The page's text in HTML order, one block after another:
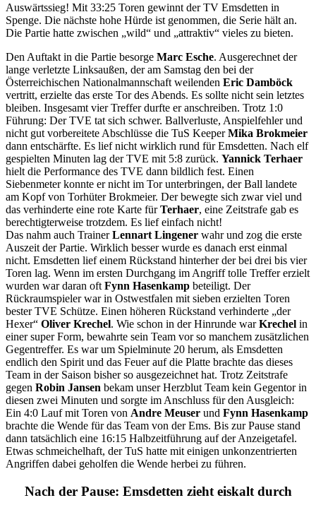
Auswärtssieg! Mit 33:25 Toren gewinnt der TV Emsdetten in
Spenge. Die nächste hohe Hürde ist genommen, die Serie hält an.
Die Partie hatte zwischen „wild“ und „attraktiv“ vieles zu bieten.
Den Auftakt in die Partie besorge Marc Esche. Ausgerechnet der
lange verletzte Linksaußen, der am Samstag den bei der
Österreichischen Nationalmannschaft weilenden Eric Damböck
vertritt, erzielte das erste Tor des Abends. Es sollte nicht sein letztes
bleiben. Insgesamt vier Treffer durfte er anschreiben. Trotz 1:0
Führung: Der TVE tat sich schwer. Ballverluste, Anspielfehler und
nicht gut vorbereitete Abschlüsse die TuS KeeperMika Brokmeier
dann entschärfte. Es lief nicht wirklich rund für Emsdetten. Nach elf
gespielten Minuten lag der TVE mit 5:8 zurück. Yannick Terhaer
hielt die Performance des TVE dann bildlich fest. Einen
Siebenmeter konnte er nicht im Tor unterbringen, der Ball landete
am Kopf von Torhüter Brokmeier. Der bewegte sich zwar viel und
das verhinderte eine rote Karte fürTerhaer, eine Zeitstrafe gab es
berechtigterweise trotzdem. Es lief einfach nicht!
Das nahm auch TrainerLennart Lingener wahr und zog die erste
Auszeit der Partie. Wirklich besser wurde es danach erst einmal
nicht. Emsdetten lief einem Rückstand hinterher der bei drei bis vier
Toren lag. Wenn im ersten Durchgang im Angriff tolle Treffer erzielt
wurden war daran oft Fynn Hasenkamp beteiligt. Der
Rückraumspieler war in Ostwestfalen mit sieben erzielten Toren
bester TVE Schütze. Einen höheren Rückstand verhinderte „der
Hexer“ Oliver Krechel. Wie schon in der Hinrunde warKrechel in
einer super Form, bewahrte sein Team vor so manchem zusätzlichen
Gegentreffer. Es war um Spielminute 20 herum, als Emsdetten
endlich den Spirit und das Feuer auf die Platte brachte das dieses
Team in der Saison bisher so ausgezeichnet hat. Trotz Zeitstrafe
gegen Robin Jansen bekam unser Herzblut Team kein Gegentor in
diesen zwei Minuten und sorgte im Anschluss für den Ausgleich:
Ein 4:0 Lauf mit Toren von Andre Meuser und Fynn Hasenkamp
brachte die Wende für das Team von der Ems. Bis zur Pause stand
dann tatsächlich eine 16:15 Halbzeitführung auf der Anzeigetafel.
Etwas schmeichelhaft, der TuS hatte mit einigen unkonzentrierten
Angriffen dabei geholfen die Wende herbei zu führen.
Nach der Pause: Emsdetten zieht eiskalt durch